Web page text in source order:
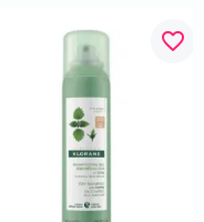
favorite_border